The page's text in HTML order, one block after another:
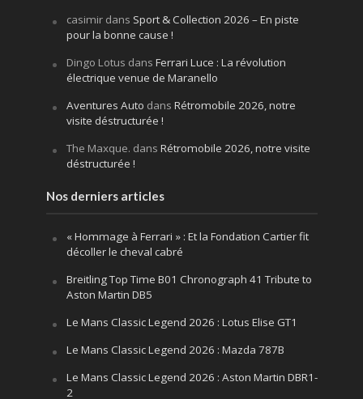
casimirdans Sport & Collection 2026 – En piste
pour la bonne cause !
Dingo Lotus dans Ferrari Luce : La révolution
électrique venue de Maranello
Aventures Auto dans Rétromobile 2026, notre
visite déstructurée !
The Maxque. dans Rétromobile 2026, notre visite
déstructurée !
Nos derniers articles
« Hommage à Ferrari » : Et la Fondation Cartier fit
décoller le cheval cabré
Breitling Top Time B01 Chronograph 41 Tribute to
Aston Martin DB5
Le Mans Classic Legend 2026 : Lotus Elise GT1
Le Mans Classic Legend 2026 : Mazda 787B
Le Mans Classic Legend 2026 : Aston Martin DBR1-
2